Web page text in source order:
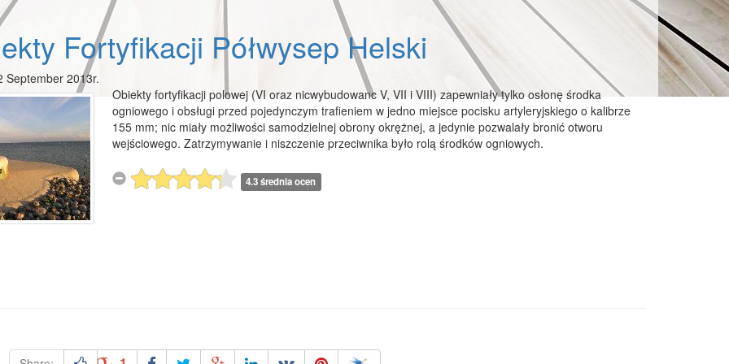
Fortyfikacji Półwysep Helski
September 2013r.
Obiekty fortyfikacji polowej (VI oraz nicwybudowanc V, VII i VIII) zapewniały tylko osłonę środka
ogniowego i obsługi przed pojedynczym trafieniem w jedno miejsce pocisku artyleryjskiego o kalibrze
155 mm; nic miały możliwości samodzielnej obrony okrężnej, a jedynie pozwalały bronić otworu
wejściowego. Zatrzymywanie i niszczenie przeciwnika było rolą środków ogniowych.
4.3 średnia ocen